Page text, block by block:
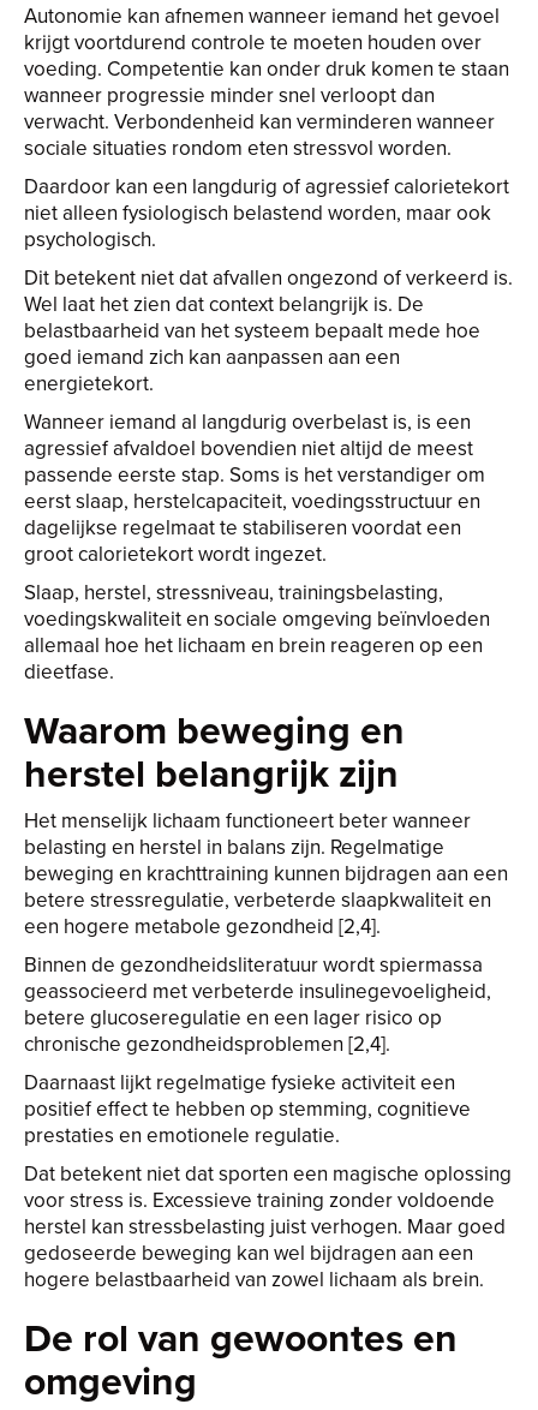
Autonomie kan afnemen wanneer iemand het gevoel
krijgt voortdurend controle te moeten houden over
voeding. Competentie kan onder druk komen te staan
wanneer progressie minder snel verloopt dan
verwacht. Verbondenheid kan verminderen wanneer
sociale situaties rondom eten stressvol worden.
Daardoor kan een langdurig of agressief calorietekort
niet alleen fysiologisch belastend worden, maar ook
psychologisch.
Dit betekent niet dat afvallen ongezond of verkeerd is.
Wel laat het zien dat context belangrijk is. De
belastbaarheid van het systeem bepaalt mede hoe
goed iemand zich kan aanpassen aan een
energietekort.
Wanneer iemand al langdurig overbelast is, is een
agressief afvaldoel bovendien niet altijd de meest
passende eerste stap. Soms is het verstandiger om
eerst slaap, herstelcapaciteit, voedingsstructuur en
dagelijkse regelmaat te stabiliseren voordat een
groot calorietekort wordt ingezet.
Slaap, herstel, stressniveau, trainingsbelasting,
voedingskwaliteit en sociale omgeving beïnvloeden
allemaal hoe het lichaam en brein reageren op een
dieetfase.
Waarom beweging en
herstel belangrijk zijn
Het menselijk lichaam functioneert beter wanneer
belasting en herstel in balans zijn. Regelmatige
beweging en krachttraining kunnen bijdragen aan een
betere stressregulatie, verbeterde slaapkwaliteit en
een hogere metabole gezondheid [2,4].
Binnen de gezondheidsliteratuur wordt spiermassa
geassocieerd met verbeterde insulinegevoeligheid,
betere glucoseregulatie en een lager risico op
chronische gezondheidsproblemen [2,4].
Daarnaast lijkt regelmatige fysieke activiteit een
positief effect te hebben op stemming, cognitieve
prestaties en emotionele regulatie.
Dat betekent niet dat sporten een magische oplossing
voor stress is. Excessieve training zonder voldoende
herstel kan stressbelasting juist verhogen. Maar goed
gedoseerde beweging kan wel bijdragen aan een
hogere belastbaarheid van zowel lichaam als brein.
De rol van gewoontes en
omgeving